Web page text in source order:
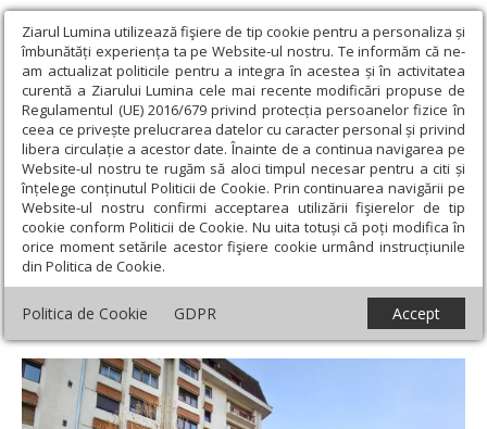
Ziarul Lumina utilizează fişiere de tip cookie pentru a personaliza și
îmbunătăți experiența ta pe Website-ul nostru. Te informăm că ne-
am actualizat politicile pentru a integra în acestea și în activitatea
curentă a Ziarului Lumina cele mai recente modificări propuse de
Regulamentul (UE) 2016/679 privind protecția persoanelor fizice în
ceea ce privește prelucrarea datelor cu caracter personal și privind
libera circulație a acestor date. Înainte de a continua navigarea pe
Website-ul nostru te rugăm să aloci timpul necesar pentru a citi și
înțelege conținutul Politicii de Cookie. Prin continuarea navigării pe
Website-ul nostru confirmi acceptarea utilizării fişierelor de tip
cookie conform Politicii de Cookie. Nu uita totuși că poți modifica în
orice moment setările acestor fişiere cookie urmând instrucțiunile
din Politica de Cookie.
Politica de Cookie GDPR Accept
Ziarul Lumina › Actualitate religioasă › Știri › Slujbă de Te
Deum la monumentul domnitorului Alexandru Ioan Cuza, la Cluj-
Napoca
Slujbă de Te Deum la monumentul
domnitorului Alexandru Ioan Cuza, la Cluj-
Napoca